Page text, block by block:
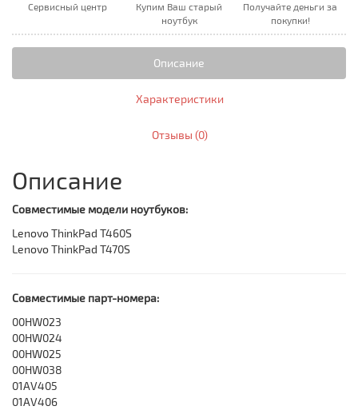
Сервисный центр
Купим Ваш старый
ноутбук
Получайте деньги за
покупки!
Описание
Характеристики
Отзывы (0)
Описание
Совместимые модели ноутбуков:
Lenovo ThinkPad T460S
Lenovo ThinkPad T470S
Совместимые парт-номера:
00HW023
00HW024
00HW025
00HW038
01AV405
01AV406